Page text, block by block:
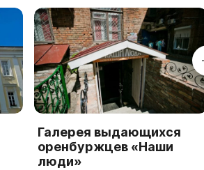
Галерея выдающихся
оренбуржцев «Наши
люди»